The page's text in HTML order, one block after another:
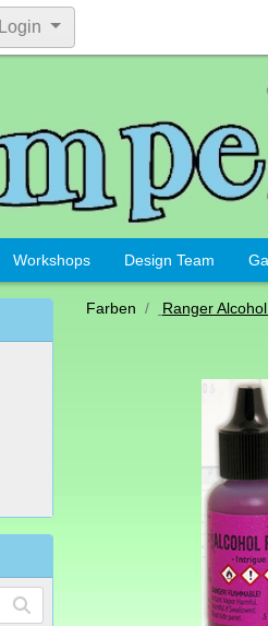
Login
Workshops Design Team
Farben Ranger